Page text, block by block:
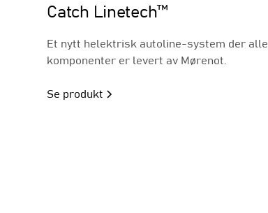
Catch Linetech™
Et nytt helektrisk autoline-system der alle
komponenter er levert av Mørenot.
Se produkt